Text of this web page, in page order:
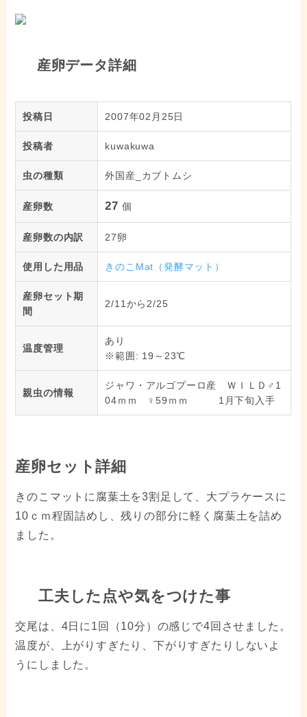
産卵データ詳細
投稿日 2007年02月25日
投稿者 kuwakuwa
虫の種類 外国産_カブトムシ
産卵数 27 個
産卵数の内訳 27卵
使用した用品 きのこMat（発酵マット）
産卵セット期
間
2/11から2/25
温度管理
あり
※範囲: 19～23℃
親虫の情報
ジャワ・アルゴプーロ産 ＷＩＬＤ♂1
04ｍｍ ♀59ｍｍ 1月下旬入手
産卵セット詳細
きのこマットに腐葉土を3割足して、大プラケースに
10ｃｍ程固詰めし、残りの部分に軽く腐葉土を詰め
ました。
工夫した点や気をつけた事
交尾は、4日に1回（10分）の感じで4回させました。
温度が、上がりすぎたり、下がりすぎたりしないよ
うにしました。